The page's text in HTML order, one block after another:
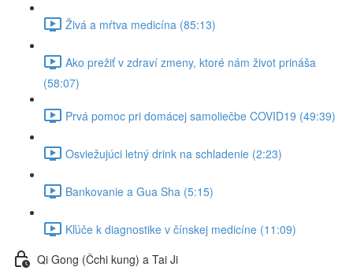
Živá a mŕtva medicína (85:13)
Ako prežiť v zdraví zmeny, ktoré nám život prináša
(58:07)
Prvá pomoc pri domácej samoliečbe COVID19 (49:39)
Osviežujúci letný drink na schladenie (2:23)
Bankovanie a Gua Sha (5:15)
Kľúče k diagnostike v čínskej medicíne (11:09)
Qi Gong (Čchi kung) a Tai Ji